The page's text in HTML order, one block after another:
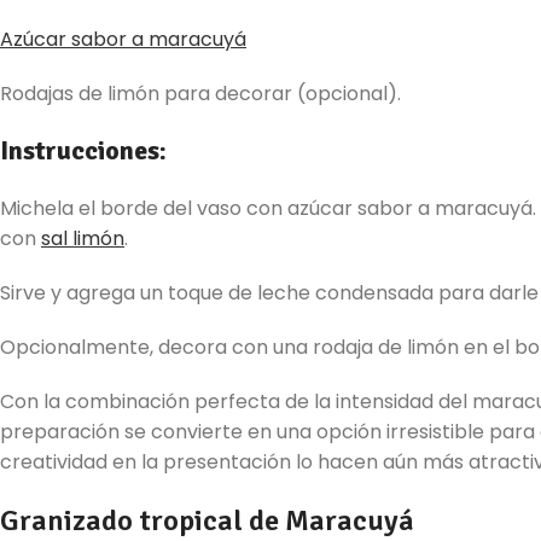
Azúcar sabor a maracuyá
Rodajas de limón para decorar (opcional).
Instrucciones:
Michela el borde del vaso con azúcar sabor a
con sal limón.
Sirve y agrega un toque de leche condensada para
Opcionalmente, decora con una rodaja de limón en el
Con la combinación perfecta de la intensidad del
preparación se convierte en una opción irresistible
creatividad en la presentación lo hacen aún más
Granizado tropical de Maracuyá